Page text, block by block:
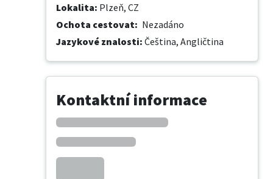
Lokalita: Plzeň, CZ
Ochota cestovat: Nezadáno
Jazykové znalosti: Čeština, Angličtina
Kontaktní informace